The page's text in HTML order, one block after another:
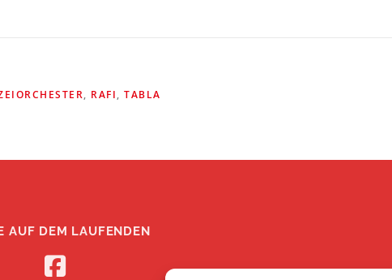
, RAFI, TABLA
AUF DEM LAUFENDEN